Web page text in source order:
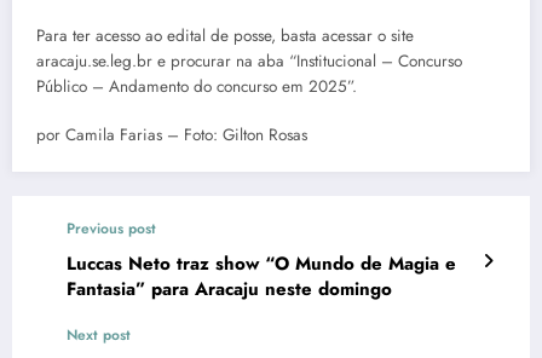
Para ter acesso ao edital de posse, basta acessar o site
aracaju.se.leg.br e procurar na aba “Institucional – Concurso
Público – Andamento do concurso em 2025”.
por Camila Farias – Foto: Gilton Rosas
Previous post
Luccas Neto traz show “O Mundo de Magia e
Fantasia” para Aracaju neste domingo
Next post